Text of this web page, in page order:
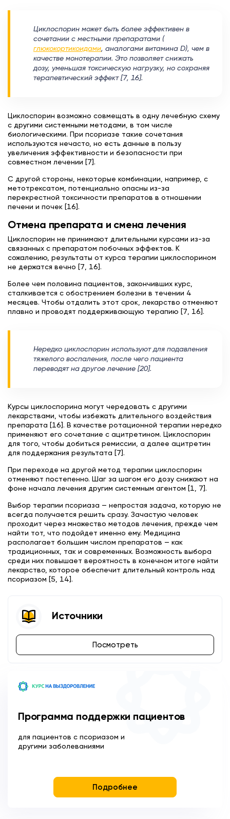
Циклоспорин может быть более эффективен в
сочетании с местными препаратами (
глюкокортикоидами, аналогами витамина D), чем в
качестве монотерапии. Это позволяет снижать
дозу, уменьшая токсическую нагрузку, но сохраняя
терапевтический эффект [7, 16].
Циклоспорин возможно совмещать в одну лечебную схему
с другими системными методами, в том числе
биологическими. При псориазе такие сочетания
используются нечасто, но есть данные в пользу
увеличения эффективности и безопасности при
совместном лечении [7].
С другой стороны, некоторые комбинации, например, с
метотрексатом, потенциально опасны из-за
перекрестной токсичности препаратов в отношении
печени и почек [16].
Отмена препарата и смена лечения
Циклоспорин не принимают длительными курсами из-за
связанных с препаратом побочных эффектов. К
сожалению, результаты от курса терапии циклоспорином
не держатся вечно [7, 16].
Более чем половина пациентов, закончивших курс,
сталкивается с обострением болезни в течении 4
месяцев. Чтобы отдалить этот срок, лекарство отменяют
плавно и проводят поддерживающую терапию [7, 16].
Нередко циклоспорин используют для подавления
тяжелого воспаления, после чего пациента
переводят на другое лечение [20].
Курсы циклоспорина могут чередовать с другими
лекарствами, чтобы избежать длительного воздействия
препарата [16]. В качестве ротационной терапии нередко
применяют его сочетание с ацитретином. Циклоспорин
для того, чтобы добиться ремиссии, а далее ацитретин
для поддержания результата [7].
При переходе на другой метод терапии циклоспорин
отменяют постепенно. Шаг за шагом его дозу снижают на
фоне начала лечения другим системным агентом [1, 7].
Выбор терапии псориаза — непростая задача, которую не
всегда получается решить сразу. Зачастую человек
проходит через множество методов лечения, прежде чем
найти тот, что подойдет именно ему. Медицина
располагает большим числом препаратов — как
традиционных, так и современных. Возможность выбора
среди них повышает вероятность в конечном итоге найти
лекарство, которое обеспечит длительный контроль над
псориазом [5, 14].
Источники
Посмотреть
Программа поддержки пациентов
для пациентов с псориазом и
другими заболеваниями
Подробнее